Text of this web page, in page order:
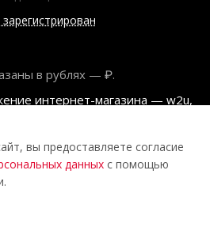
в рублях — ₽.
интернет-магазина — w2u,
центр», 2026
соглашение
персональных данных
вы предоставляете согласие
данных с помощью